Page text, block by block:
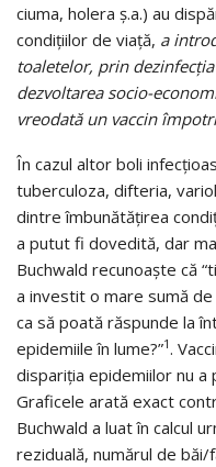
ciuma, holera ş.a.) au
condiţiilor de viaţă, a
toaletelor, prin
dezvoltarea socio-
vreodată un vaccin
În cazul altor boli
tuberculoza, difteria,
dintre îmbunătăţirea
a putut fi dovedită, dar
Buchwald recunoaşte că
a investit o mare sumă
ca să poată răspunde la
epidemiile în lume?”1 .
dispariţia epidemiilor nu
Graficele arată exact
Buchwald a luat în calcul
reziduală, numărul de băi/